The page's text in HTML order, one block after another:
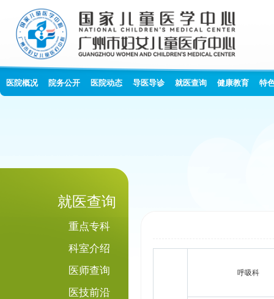
医院概况 院务公开 医院动态 导医导诊 就医查询 健康教育 特
就医查询
重点专科
科室介绍
医师查询
医技前沿
呼吸科